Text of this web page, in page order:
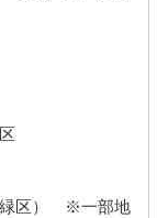
緑区） ※一部地